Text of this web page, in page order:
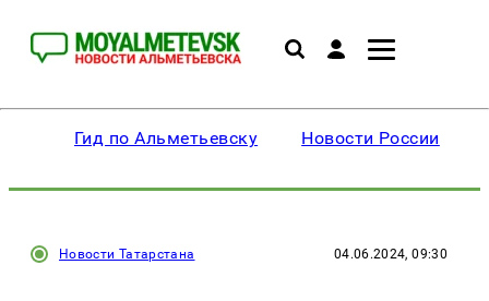
Гид по Альметьевску Новости России
Новости Татарстана 04.06.2024, 09:30